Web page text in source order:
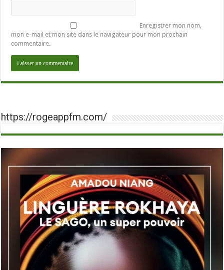
Enregistrer mon nom,
mon e-mail et mon site dans le navigateur pour mon prochain
commentaire.
https://rogeappfm.com/